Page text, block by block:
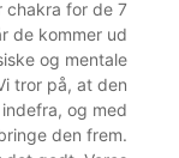
chakra for de 7
de kommer ud
og mentale
tror på, at den
og med
den frem.